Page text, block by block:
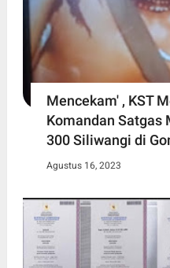
Mencekam' , KST
Komandan Satgas
300 Siliwangi di
Agustus 16, 2023